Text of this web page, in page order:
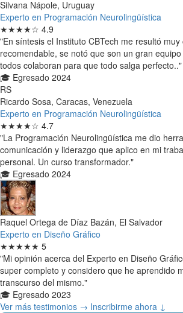
Silvana Nápole, Uruguay
Experto en Programación Neurolingüística
★★★★☆ 4.9
"En síntesis el Instituto CBTech me resultó muy
recomendable, se notó que son un gran
todos colaboran para que todo salga perfecto.."
🎓 Egresado 2024
RS
Ricardo Sosa, Caracas, Venezuela
Experto en Programación Neurolingüística
★★★★☆ 4.7
"La Programación Neurolingüística me dio
comunicación y liderazgo que aplico en mi
personal. Un curso transformador."
🎓 Egresado 2024
Raquel Ortega de Díaz Bazán, El Salvador
Experto en Diseño Gráfico
★★★★★ 5
"Mi opinión acerca del Experto en Diseño
super completo y considero que he aprendido
transcurso del mismo."
🎓 Egresado 2023
Ver más testimonios → Inscribirme ahora ↓